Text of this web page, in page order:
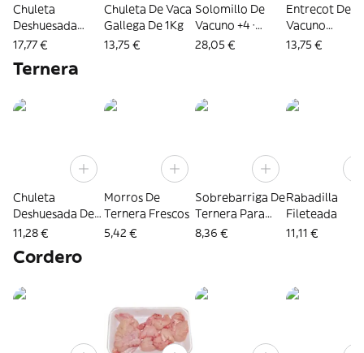
Chuleta
Deshuesada
Vaca Premiun
17,77 €
Chuleta De Vaca
Gallega De 1Kg
13,75 €
Solomillo De
Vacuno +4 ·
Pieza De 5 Kg
28,05 €
Entrecot De
Vacuno
Fileteado
13,75 €
Ternera
Chuleta
Deshuesada De
Ternera
11,28 €
Morros De
Ternera Frescos
5,42 €
Sobrebarriga De
Ternera Para
Rellenar
8,36 €
Rabadilla
Fileteada
11,11 €
Cordero